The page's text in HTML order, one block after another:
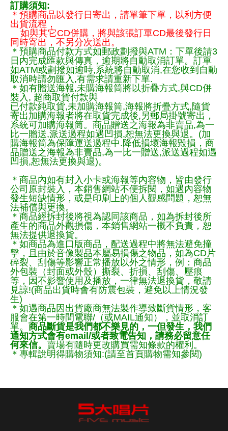
訂購須知:
＊預購商品以發行日寄出，請單筆下單，以利方便
出貨流程，
如與其它CD併購，將與該張訂單CD最後發行日
同時寄出，不另分次送出。
＊預購商品付款方式如郵政劃撥與ATM：下單後請3
日內完成匯款與傳真，逾期將自動取消訂單。訂單
如ATM或劃撥如逾時,系統將自動取消,在您收到自動
取消時請勿匯入,有需求請重新下單.
＊如有贈送海報,未購海報筒將以折疊方式,與CD併
裝入, 超商取貨付款與
已付款純取貨,未加購海報筒,海報將折疊方式,隨貨
寄出加購海報者將在取貨完成後,另郵局掛號寄出，
系統可加購海報筒。商品贈送之海報為非賣品,為一
比一贈送,派送過程如遇凹損,恕無法更換與退。(加
購海報筒為保障運送過程中.降低損壞海報毀損，商
品贈送之海報為非賣品,為一比一贈送,派送過程如遇
凹損,恕無法更換與退)。
＊商品內如有封入小卡或海報等內容物，皆由發行
公司原封裝入，本銷售網站不便拆閱，如遇內容物
發生短缺情形，或是印刷上的個人觀感問題，恕無
法補償與更換。
＊商品經拆封後將視為認同該商品，如為拆封後所
產生的商品外觀損傷，本銷售網站一概不負責，恕
無法提供退換貨。
＊如商品為進口版商品，配送過程中將無法避免撞
擊，且由於音像製品本屬易損傷之物品，如為CD片
碎裂、刮傷等影響正常播放以外之情形，例：商品
外包裝（封面或外殼）撕裂、折損、刮傷、壓痕
等，因不影響使用及播放，一律無法退換貨，敬請
見諒!(商品出貨時會有防震包裝，避免以上情況發
生)
＊如遇商品因出貨廠商無法製作導致斷貨情形，客
服會在第一時間電聯/（或MAIL通知），並取消訂
單。 商品斷貨是我們都不樂見的，一但發生，我們
通知方式會有email/或者致電告知，請務必留意任
何來信。 賣場有隨時更改購買需知條款的權利。
＊專輯說明得購物須知:(請至首頁購物需知參閱)